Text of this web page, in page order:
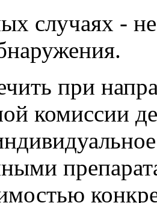
случаях -
при
комиссии